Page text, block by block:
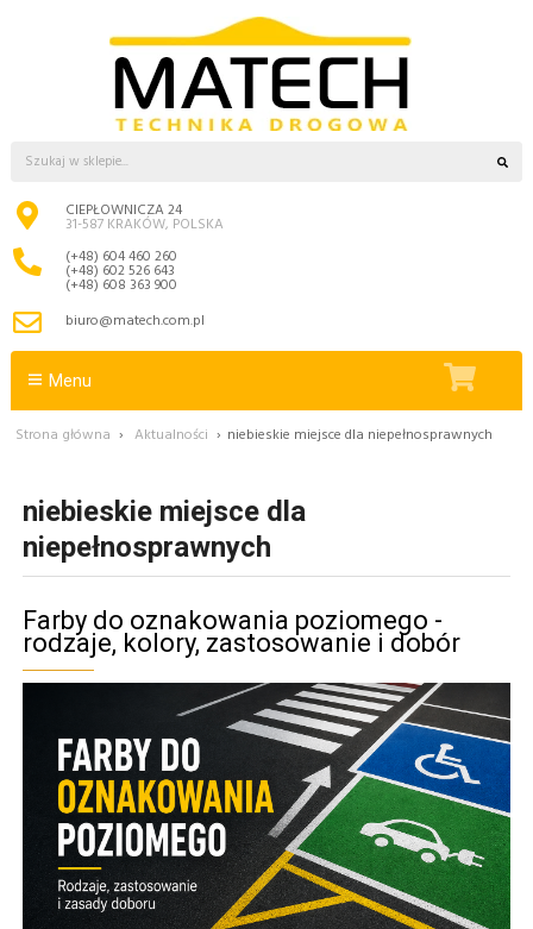
CIEPŁOWNICZA 24
31-587 KRAKÓW, POLSKA
(+48) 604 460 260
(+48) 602 526 643
(+48) 608 363 900
biuro@matech.com.pl
Menu
Strona główna › Aktualności › niebieskie miejsce dla niepełnosprawnych
niebieskie miejsce dla
niepełnosprawnych
Farby do oznakowania poziomego -
rodzaje, kolory, zastosowanie i dobór